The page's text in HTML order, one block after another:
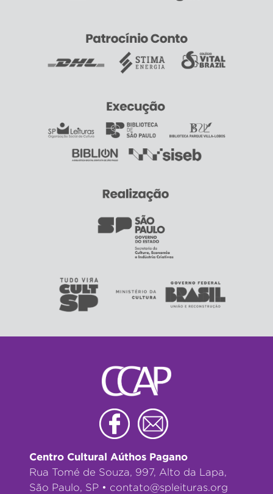
Centro Cultural Aúthos Pagano
Rua Tomé de Souza, 997, Alto da Lapa,
São Paulo, SP • contato@spleituras.org